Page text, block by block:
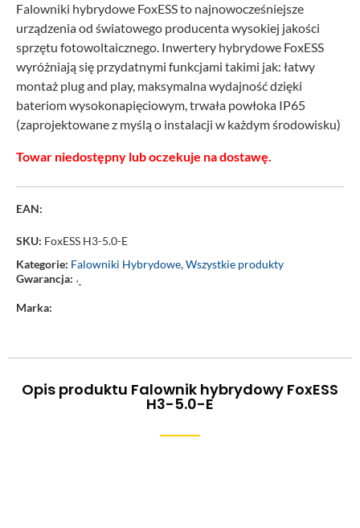
Falowniki hybrydowe FoxESS to najnowocześniejsze
urządzenia od światowego producenta wysokiej jakości
sprzętu fotowoltaicznego. Inwertery hybrydowe FoxESS
wyróżniają się przydatnymi funkcjami takimi jak: łatwy
montaż plug and play, maksymalna wydajność dzięki
bateriom wysokonapięciowym, trwała powłoka IP65
(zaprojektowane z myślą o instalacji w każdym środowisku)
Towar niedostępny lub oczekuje na dostawę.
EAN:
SKU: FoxESS H3-5.0-E
Kategorie: Falowniki Hybrydowe,Wszystkie produkty
Gwarancja: ‘-
Marka:
Opis produktu Falownik hybrydowy FoxESS
H3-5.0-E